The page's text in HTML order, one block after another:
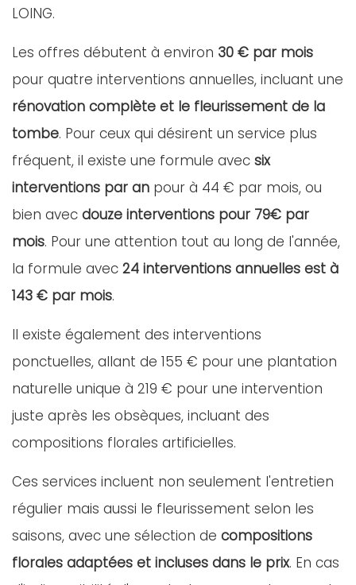
LOING.
Les offres débutent à environ 30 € par mois
pour quatre interventions annuelles, incluant une
rénovation complète et le fleurissement de la
tombe. Pour ceux qui désirent un service plus
fréquent, il existe une formule avec six
interventions par an pour à 44 € par mois, ou
bien avec douze interventions pour 79€ par
mois. Pour une attention tout au long de l'année,
la formule avec 24 interventions annuelles est à
143 € par mois.
Il existe également des interventions
ponctuelles, allant de 155 € pour une plantation
naturelle unique à 219 € pour une intervention
juste après les obsèques, incluant des
compositions florales artificielles.
Ces services incluent non seulement l'entretien
régulier mais aussi le fleurissement selon les
saisons, avec une sélection de compositions
florales adaptées et incluses dans le prix. En cas